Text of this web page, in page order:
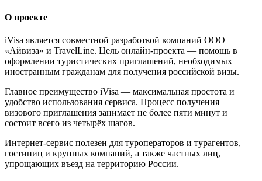
О проекте
iVisa является совместной разработкой компаний ООО
«Айвиза» и TravelLine. Цель онлайн-проекта — помощь в
оформлении туристических приглашений, необходимых
иностранным гражданам для получения российской визы.
Главное преимущество iVisa — максимальная простота и
удобство использования сервиса. Процесс получения
визового приглашения занимает не более пяти минут и
состоит всего из четырёх шагов.
Интернет-сервис полезен для туроператоров и турагентов,
гостиниц и крупных компаний, а также частных лиц,
упрощающих въезд на территорию России.